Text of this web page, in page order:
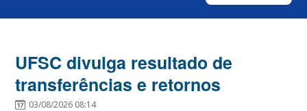
UFSC divulga resultado de
transferências e retornos
03/08/2026 08:14